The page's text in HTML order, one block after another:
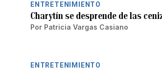
ENTRETENIMIENTO
Charytín se desprende de las
Por Patricia Vargas Casiano
ENTRETENIMIENTO